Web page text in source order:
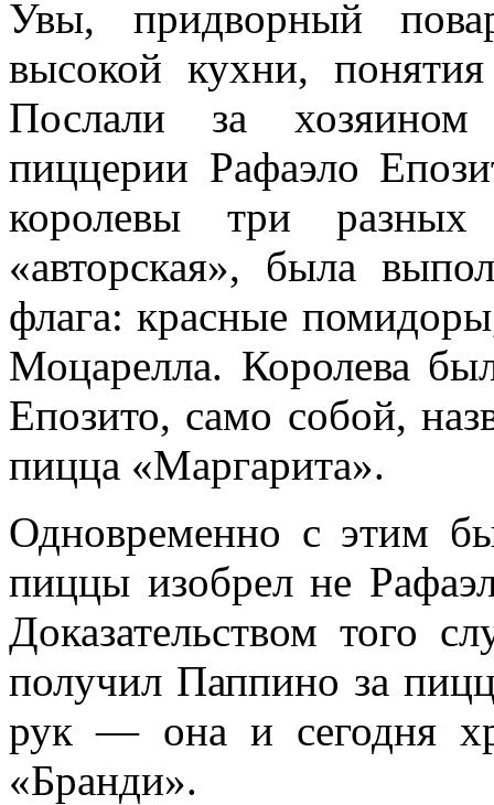
Увы, придворный
высокой кухни,
Послали за хозяином
пиццерии Рафаэло
королевы три
«авторская», была
флага: красные
Моцарелла. Королева
Епозито, само собой,
пицца «Маргарита».
Одновременно с этим
пиццы изобрел не
Доказательством того
получил Паппино за
рук — она и сегодня
«Бранди».